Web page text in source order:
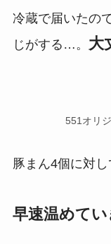
冷蔵で届いたの
じがする…。 大
551オリ
豚まん4個に対し
早速温めてい